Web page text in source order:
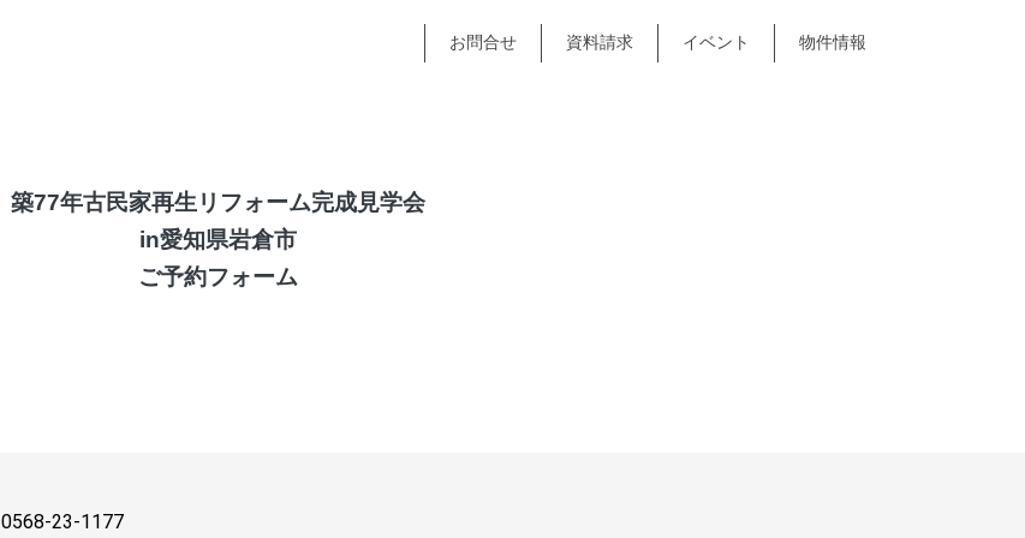
お問合せ 資料請求 イベント 物件情報
築77年古民家再生リフォーム完成見学会
in愛知県岩倉市
ご予約フォーム
0568-23-1177